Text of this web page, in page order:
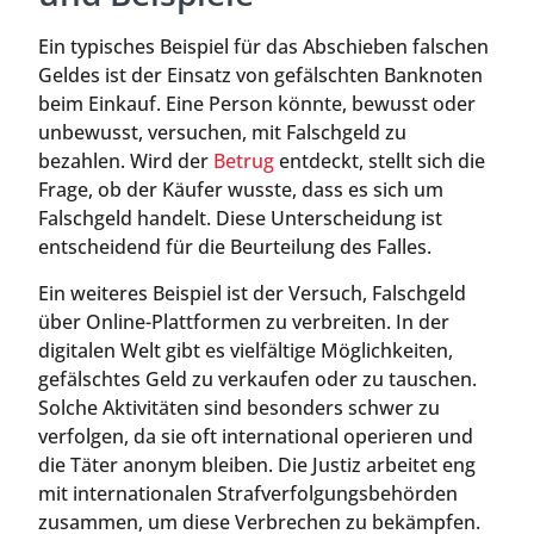
Ein typisches Beispiel für das Abschieben falschen
Geldes ist der Einsatz von gefälschten Banknoten
beim Einkauf. Eine Person könnte, bewusst oder
unbewusst, versuchen, mit Falschgeld zu
bezahlen. Wird der Betrugentdeckt, stellt sich die
Frage, ob der Käufer wusste, dass es sich um
Falschgeld handelt. Diese Unterscheidung ist
entscheidend für die Beurteilung des Falles.
Ein weiteres Beispiel ist der Versuch, Falschgeld
über Online-Plattformen zu verbreiten. In der
digitalen Welt gibt es vielfältige Möglichkeiten,
gefälschtes Geld zu verkaufen oder zu tauschen.
Solche Aktivitäten sind besonders schwer zu
verfolgen, da sie oft international operieren und
die Täter anonym bleiben. Die Justiz arbeitet eng
mit internationalen Strafverfolgungsbehörden
zusammen, um diese Verbrechen zu bekämpfen.